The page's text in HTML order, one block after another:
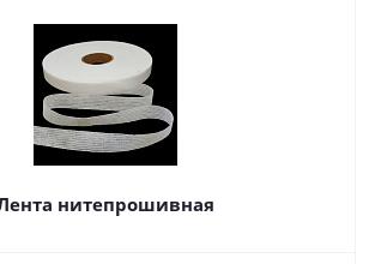
нитепрошивная